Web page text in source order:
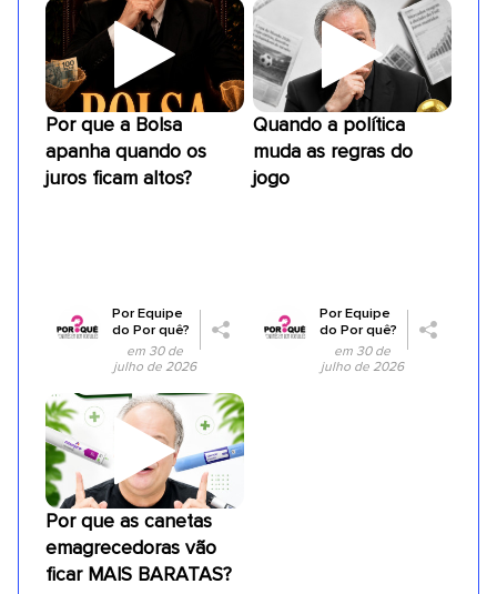
Por que a Bolsa
apanha quando os
juros ficam altos?
PorEquipe
do Por quê?
em 30 de
julho de 2026
Quando a política
muda as regras do
jogo
PorEquipe
do Por quê?
em 30 de
julho de 2026
Por que as canetas
emagrecedoras vão
ficar MAIS BARATAS?